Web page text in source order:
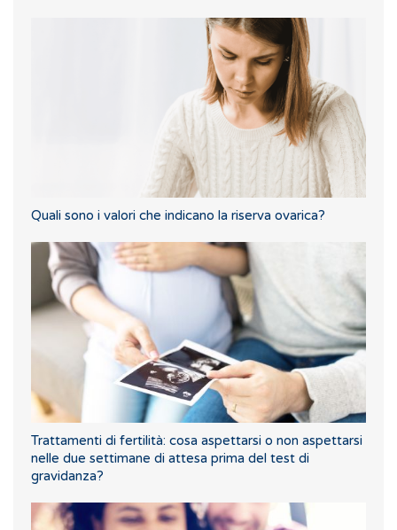
Quali sono i valori che indicano la riserva ovarica?
Trattamenti di fertilità: cosa aspettarsi o non aspettarsi
nelle due settimane di attesa prima del test di
gravidanza?